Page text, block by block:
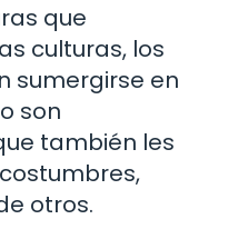
que
culturas, los
sumergirse en
son
también les
otros.